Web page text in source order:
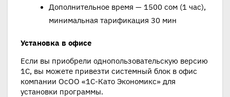
Дополнительное время — 1500 сом (1 час),
минимальная тарификация 30 мин
Установка в офисе
Если вы приобрели однопользовательскую версию
1С, вы можете привезти системный блок в офис
компании ОсОО «1С-Като Экономикс» для
установки программы.